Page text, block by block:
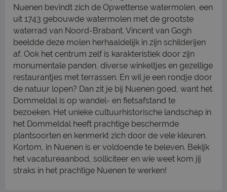
Nuenen bevindt zich de Opwettense watermolen, een
uit 1743 gebouwde watermolen met de grootste
waterrad van Noord-Brabant. Vincent van Gogh
beeldde deze molen herhaaldelijk in zijn schilderijen
af. Ook het centrum zelf is karakteristiek door zijn
monumentale panden, diverse winkeltjes en gezellige
restaurantjes met terrassen. En wil je een rondje door
de natuur lopen? Dan zit je bij Nuenen goed, want het
Dommeldal is op wandel- en fietsafstand te
bezoeken. Het unieke cultuurhistorische landschap in
het Dommeldal heeft prachtige beschermde
plantsoorten en kenmerkt zich door de vele kleuren.
Kortom, in Nuenen is er voldoende te beleven. Bekijk
het vacatureaanbod, solliciteer en wie weet kom jij
straks in het prachtige Nuenen te werken!